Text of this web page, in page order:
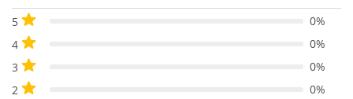
5
0%
4
0%
3
0%
2
0%